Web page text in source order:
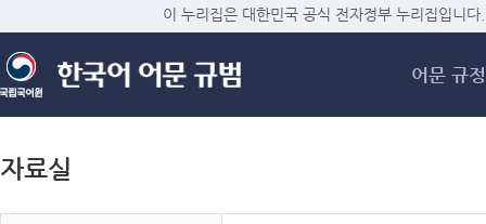
메
이 누리집은 대한민국 공식 전자정부 누리집입니다.
어문 규정
자료실